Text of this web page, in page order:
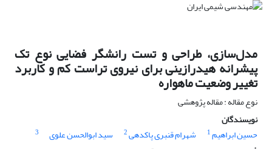
مدل‌سازی، طراحی و تست رانشگر فضایی نوع تک
پیشرانه هیدرازینی برای نیروی تراست کم و کاربرد
تغییر وضعیت ماهواره
نوع مقاله : مقاله پژوهشی
نویسندگان
حسین ابراهیم1 شهرام قنبری پاکدهی2 سید ابوالحسن علوی
3